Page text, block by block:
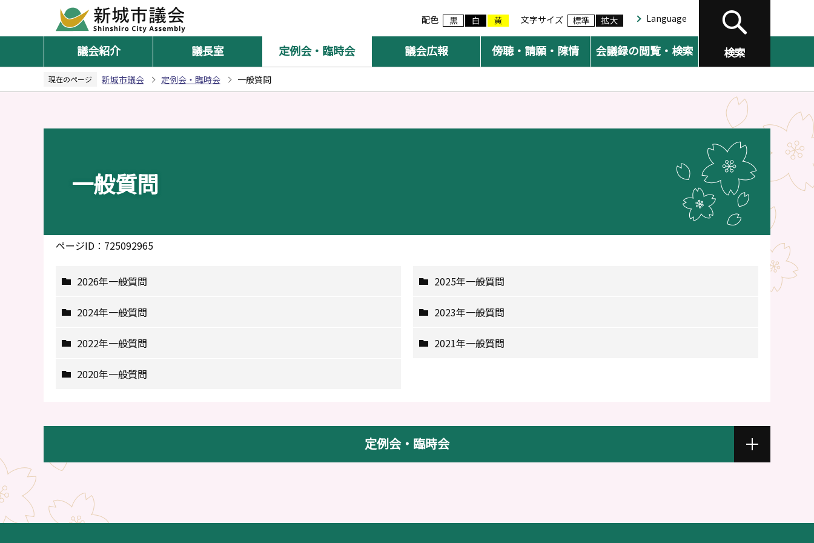
ペ
の
配色 文字サイズ Language
検索
議会紹介 議長室 定例会・臨時会 議会広報 傍聴・請願・陳情 会議録の閲覧・検索
現在のページ 新城市議会 定例会・臨時会 一般質問
一般質問
ページID：725092965
2026年一般質問 2025年一般質問
2024年一般質問 2023年一般質問
2022年一般質問 2021年一般質問
2020年一般質問
定例会・臨時会